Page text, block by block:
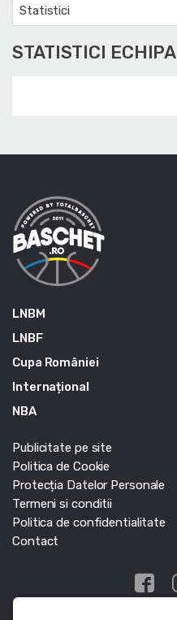
Statistici
STATISTICI ECHIPA
LNBM
LNBF
Cupa României
Internațional
NBA
Publicitate pe site
Politica de Cookie
Protecția Datelor Personale
Termeni si conditii
Politica de confidentialitate
Contact